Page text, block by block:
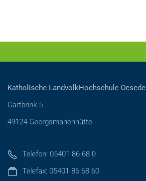
Katholische LandvolkHochschule Oesede
Gartbrink 5
49124 Georgsmarienhütte
Telefon: 05401 86 68 0
Telefax: 05401 86 68 60